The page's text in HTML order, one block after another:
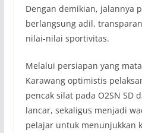
Dengan demikian, jalannya
berlangsung adil,
nilai-nilai sportivitas.
Melalui persiapan yang
Karawang optimistis
pencak silat pada O2SN SD
lancar, sekaligus menjadi
pelajar untuk menunjukkan